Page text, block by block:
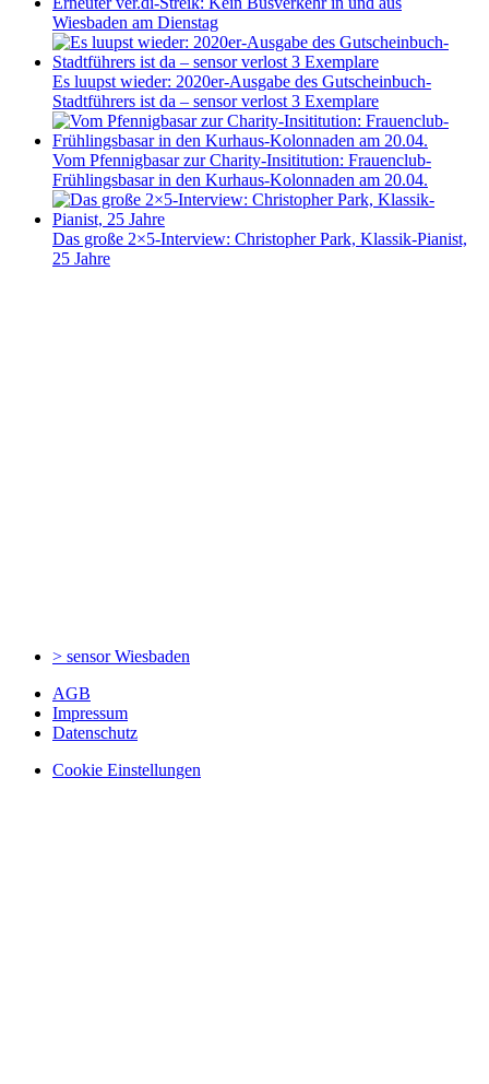
Wiesbaden am Dienstag
Es luupst wieder: 2020er-Ausgabe des Gutscheinbuch-
Stadtführers ist da – sensor verlost 3 Exemplare
Vom Pfennigbasar zur Charity-Insititution: Frauenclub-
Frühlingsbasar in den Kurhaus-Kolonnaden am 20.04.
Das große 2×5-Interview: Christopher Park, Klassik-Pianist,
25 Jahre
> sensorWiesbaden
AGB
Impressum
Datenschutz
Cookie Einstellungen